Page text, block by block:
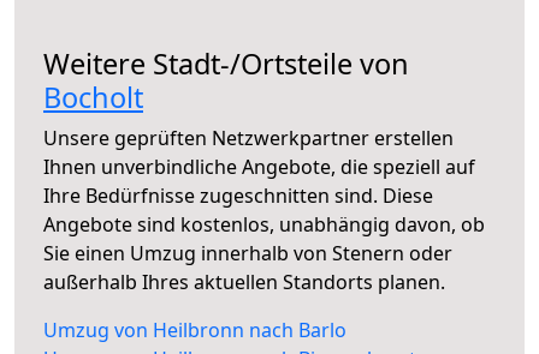
Weitere Stadt-/Ortsteile von
Bocholt
Unsere geprüften Netzwerkpartner erstellen
Ihnen unverbindliche Angebote, die speziell auf
Ihre Bedürfnisse zugeschnitten sind. Diese
Angebote sind kostenlos, unabhängig davon, ob
Sie einen Umzug innerhalb von Stenern oder
außerhalb Ihres aktuellen Standorts planen.
Umzug von Heilbronn nach Barlo